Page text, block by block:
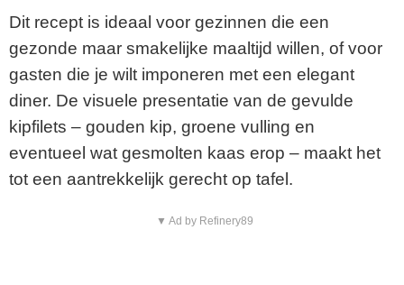
Dit recept is ideaal voor gezinnen die een
gezonde maar smakelijke maaltijd willen, of voor
gasten die je wilt imponeren met een elegant
diner. De visuele presentatie van de gevulde
kipfilets – gouden kip, groene vulling en
eventueel wat gesmolten kaas erop – maakt het
tot een aantrekkelijk gerecht op tafel.
▼ Ad by Refinery89